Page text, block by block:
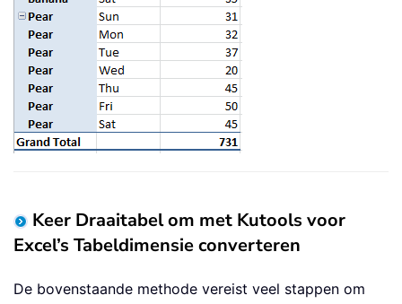
Keer Draaitabel om met Kutools voor
Excel’s Tabeldimensie converteren
De bovenstaande methode vereist veel stappen om